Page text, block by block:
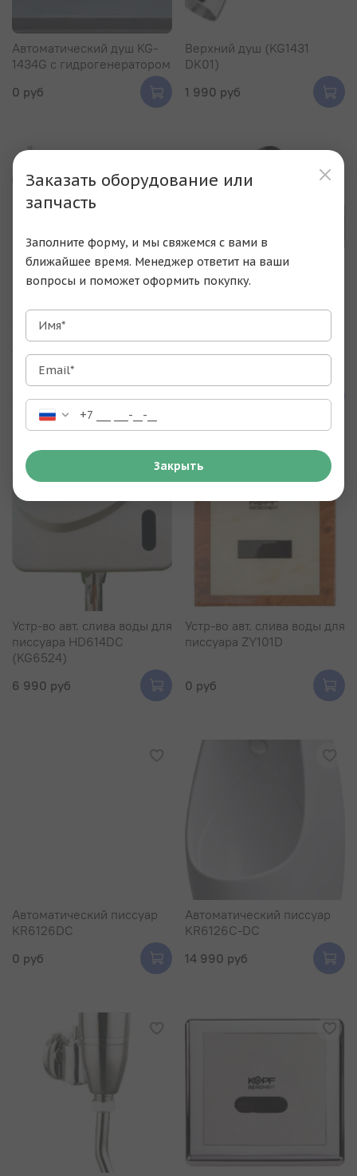
Автоматический душ KG-
1434G с гидрогенератором
0 руб
Верхний душ (KG1431
DK01)
1 990 руб
Автоматический душ
HD103BDC с
термостатическим
смесителем
27 980 руб
лейка "Дождь" с
держателем DK02
4 990 руб
Устр-во авт. слива воды для
писсуара HD614DC
(KG6524)
6 990 руб
Устр-во авт. слива воды для
писсуара ZY101D
0 руб
Автоматический писсуар
KR6126DC
0 руб
Автоматический писсуар
KR6126C-DC
14 990 руб
Заказать оборудование или
запчасть
Заполните форму, и мы свяжемся с вами в
ближайшее время. Менеджер ответит на ваши
вопросы и поможет оформить покупку.
Имя*
Email*
Закрыть